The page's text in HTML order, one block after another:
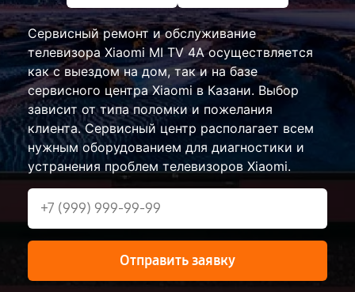
Сервисный ремонт и обслуживание
телевизора Xiaomi MI TV 4A осуществляется
как с выездом на дом, так и на базе
сервисного центра Xiaomi в Казани. Выбор
зависит от типа поломки и пожелания
клиента. Сервисный центр располагает всем
нужным оборудованием для диагностики и
устранения проблем телевизоров Xiaomi.
Отправить заявку